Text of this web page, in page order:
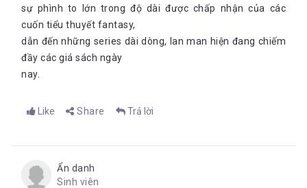
sự phình to lớn trong độ dài được chấp nhận của các
cuốn tiểu thuyết fantasy,
dẫn đến những series dài dòng, lan man hiện đang chiếm
đầy các giá sách ngày
nay.
Like Share Trả lời
Ẩn danh
Sinh viên